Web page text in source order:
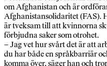
om Afghanistan och är
Afghanistansolidaritet (FAS).
är tveksam till att kvinnorna
förbjudna saker som otrohet.
– Jag vet hur svårt det är att
du har både en språkbarriär
komma över, säger han och